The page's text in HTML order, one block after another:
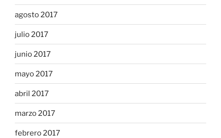
agosto 2017
julio 2017
junio 2017
mayo 2017
abril 2017
marzo 2017
febrero 2017